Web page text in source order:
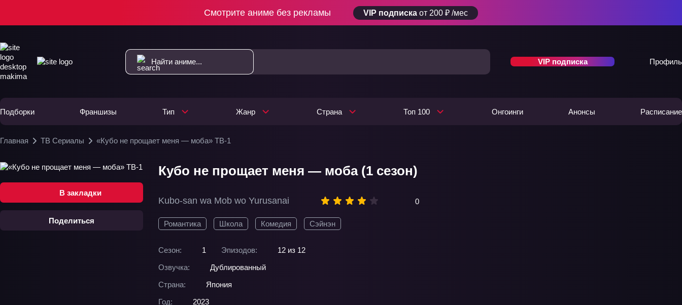
Смотрите аниме без рекламы VIP подписка от 200 ₽ /мес
VIP подписка Профиль
Подборки Франшизы Тип Жанр Страна Топ 100 Онгоинги Анонсы Расписание
Главная ТВ Сериалы «Кубо не прощает меня — моба» ТВ-1
В закладки
Поделиться
Кубо не прощает меня — моба (1 сезон)
Kubo-san wa Mob wo Yurusanai 0
Романтика Школа Комедия Сэйнэн
Сезон: 1 Эпизодов:
12 из 12
Озвучка:
Дублированный
Страна:
Япония
Год:
2023